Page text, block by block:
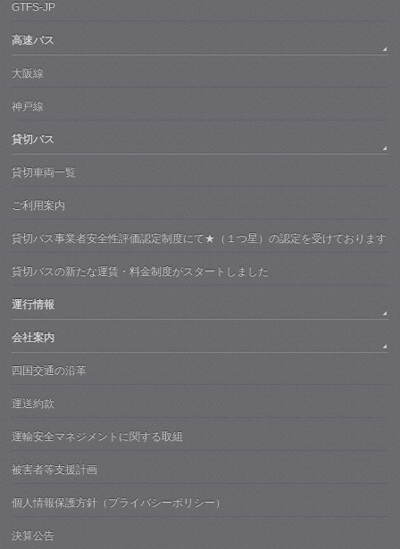
GTFS-JP
高速バス
大阪線
神戸線
貸切バス
貸切車両一覧
ご利用案内
貸切バス事業者安全性評価認定制度にて★（１つ星）の認定を受けております
貸切バスの新たな運賃・料金制度がスタートしました
運行情報
会社案内
四国交通の沿革
運送約款
運輸安全マネジメントに関する取組
被害者等支援計画
個人情報保護方針（プライバシーポリシー）
決算公告